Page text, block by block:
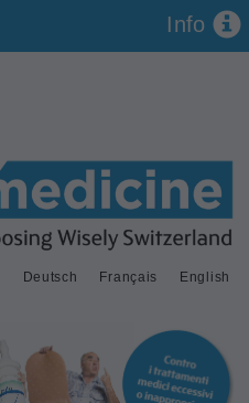
Deutsch Français English
Info